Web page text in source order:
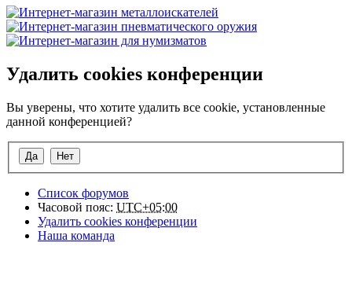
Удалить cookies конференции
Вы уверены, что хотите удалить все cookie, установленные
данной конференцией?
Список форумов
Часовой пояс: UTC+05:00
Удалить cookies конференции
Наша команда